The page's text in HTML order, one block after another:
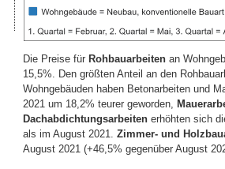
Die Preise für Rohbauarbeiten an
15,5%. Den größten Anteil an den
Wohngebäuden haben Betonarbeiten und
2021 um 18,2% teurer geworden,
Dachabdichtungsarbeiten erhöhten sich
als im August 2021. Zimmer- und
August 2021 (+46,5% gegenüber August